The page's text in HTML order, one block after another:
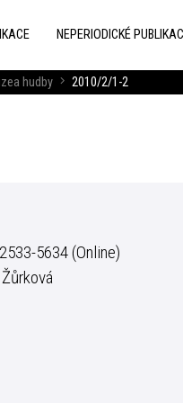
NEPERIODICKÉ
hudby 2010/2/1-2
5634 (Online)